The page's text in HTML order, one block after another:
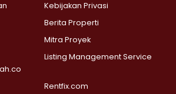
Selatan >
Labu >
Agung >
>
Pinang >
Kebijakan Privasi
Berita Properti
Mitra Proyek
Listing Management Service
Rentfix.com